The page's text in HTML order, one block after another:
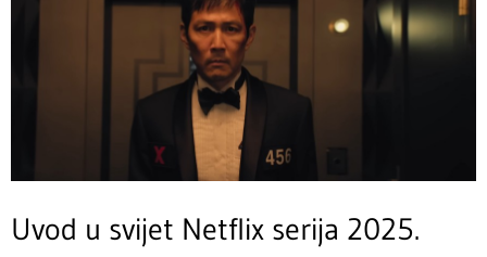
Uvod u svijet Netflix serija 2025.